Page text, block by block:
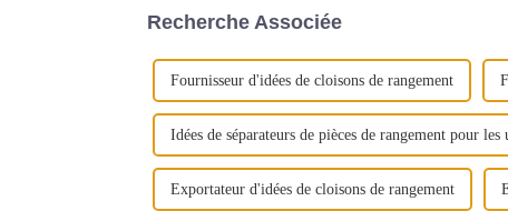
Recherche Associée
Fournisseur d'idées de cloisons de rangement
Idées de séparateurs de pièces de rangement pour les
Exportateur d'idées de cloisons de rangement